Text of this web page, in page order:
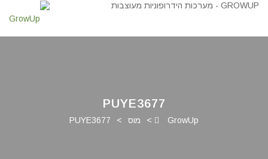
PUYE3677
GrowUp
> מוס >
PUYE3677